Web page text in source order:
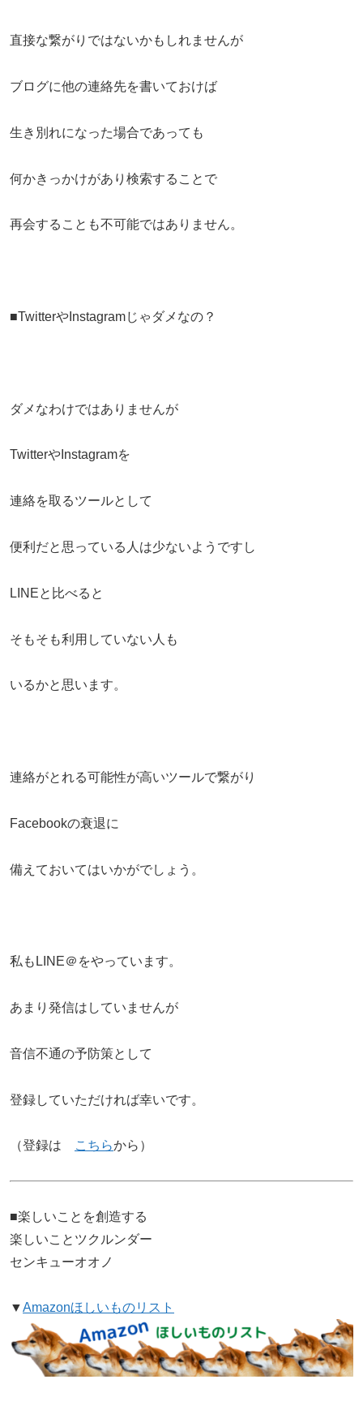
直接な繋がりではないかもしれませんが
ブログに他の連絡先を書いておけば
生き別れになった場合であっても
何かきっかけがあり検索することで
再会することも不可能ではありません。
■TwitterやInstagramじゃダメなの？
ダメなわけではありませんが
TwitterやInstagramを
連絡を取るツールとして
便利だと思っている人は少ないようですし
LINEと比べると
そもそも利用していない人も
いるかと思います。
連絡がとれる可能性が高いツールで繋がり
Facebookの衰退に
備えておいてはいかがでしょう。
私もLINE＠をやっています。
あまり発信はしていませんが
音信不通の予防策として
登録していただければ幸いです。
（登録は こちらから）
■楽しいことを創造する
楽しいことツクルンダー
センキューオオノ
▼Amazonほしいものリスト